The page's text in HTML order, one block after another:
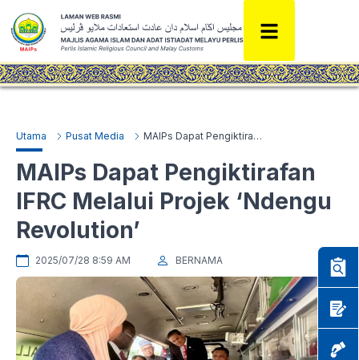
Utama Pusat Media MAIPs Dapat Pengiktirafan IFRC Melalui Projek ‘Ndengu Revolution’
MAIPs Dapat Pengiktirafan
IFRC Melalui Projek ‘Ndengu
Revolution’
2025/07/28 8:59 AM BERNAMA